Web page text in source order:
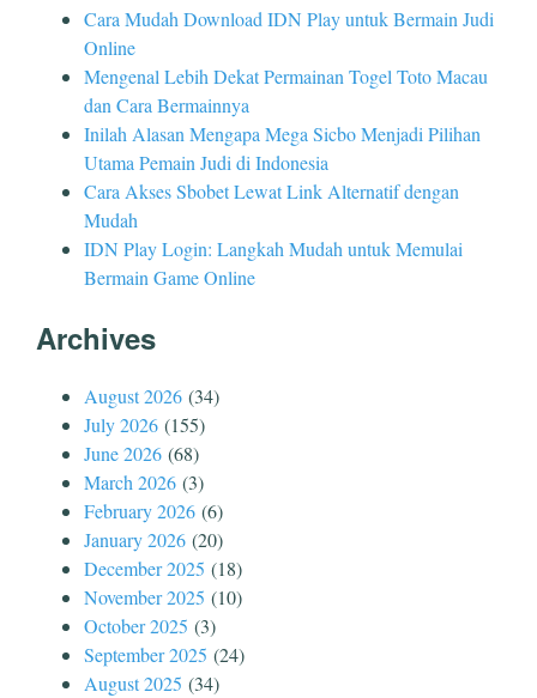
Cara Mudah Download IDN Play untuk Bermain Judi
Online
Mengenal Lebih Dekat Permainan Togel Toto Macau
dan Cara Bermainnya
Inilah Alasan Mengapa Mega Sicbo Menjadi Pilihan
Utama Pemain Judi di Indonesia
Cara Akses Sbobet Lewat Link Alternatif dengan
Mudah
IDN Play Login: Langkah Mudah untuk Memulai
Bermain Game Online
Archives
August 2026 (34)
July 2026 (155)
June 2026 (68)
March 2026 (3)
February 2026 (6)
January 2026 (20)
December 2025 (18)
November 2025 (10)
October 2025 (3)
September 2025 (24)
August 2025 (34)